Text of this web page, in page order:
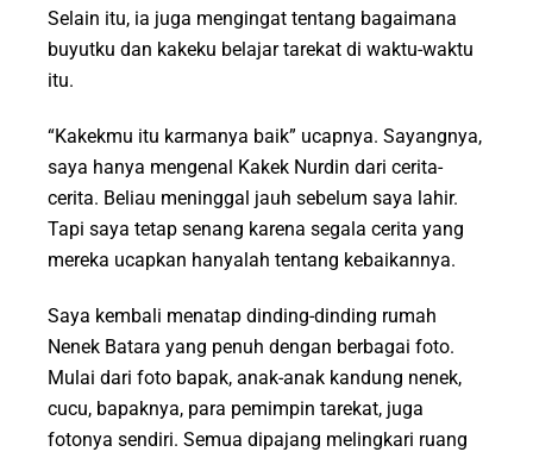
Selain itu, ia juga mengingat tentang bagaimana
buyutku dan kakeku belajar tarekat di waktu-waktu
itu.
“Kakekmu itu karmanya baik” ucapnya. Sayangnya,
saya hanya mengenal Kakek Nurdin dari cerita-
cerita. Beliau meninggal jauh sebelum saya lahir.
Tapi saya tetap senang karena segala cerita yang
mereka ucapkan hanyalah tentang kebaikannya.
Saya kembali menatap dinding-dinding rumah
Nenek Batara yang penuh dengan berbagai foto.
Mulai dari foto bapak, anak-anak kandung nenek,
cucu, bapaknya, para pemimpin tarekat, juga
fotonya sendiri. Semua dipajang melingkari ruang